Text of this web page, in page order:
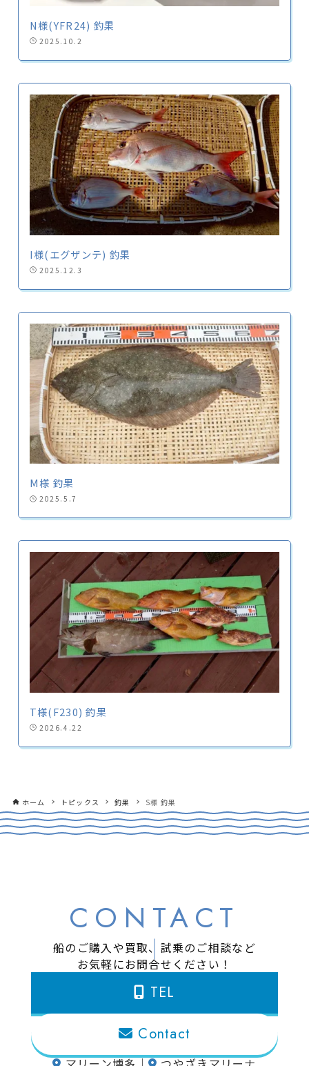
N様(YFR24) 釣果
2025.10.2
I様(エグザンテ) 釣果
2025.12.3
M様 釣果
2025.5.7
T様(F230) 釣果
2026.4.22
ホーム トピックス 釣果 S様 釣果
CONTACT
船のご購入や買取、試乗のご相談など
お気軽にお問合せください！
TEL
Contact